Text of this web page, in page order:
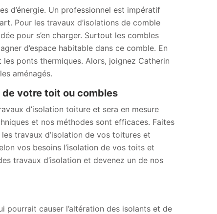
d’énergie. Un professionnel est impératif
Pour les travaux d’isolations de comble
pour s’en charger. Surtout les combles
d’espace habitable dans ce comble. En
ponts thermiques. Alors, joignez Catherin
aménagés.
votre toit ou combles
d’isolation toiture et sera en mesure
et nos méthodes sont efficaces. Faites
travaux d’isolation de vos toitures et
vos besoins l’isolation de vos toits et
travaux d’isolation et devenez un de nos
pourrait causer l’altération des isolants et de